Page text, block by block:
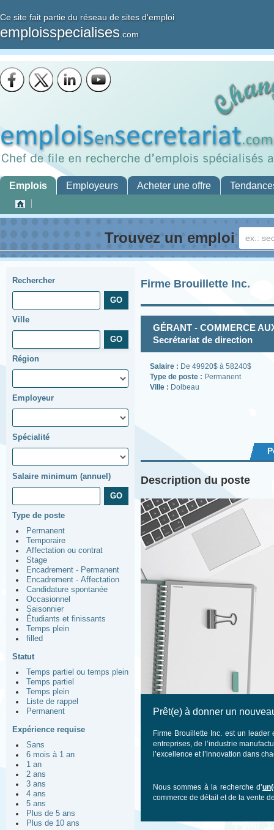
Ce site fait partie du réseau de sites d'emploi
emploisspecialises .com
Emplois Employeurs Acheter une offre
Trouvez un emploi
Rechercher
Ville
Région
Employeur
Spécialité
Salaire minimum (annuel)
Type de poste
Permanent
Temporaire
Affectation ou contrat
Stage
Encadrement - Permanent
Encadrement - Affectation
Candidature spontanée
Occasionnel
Saisonnier
Étudiants et finissants
Temps plein
filled
Statut
Temps partiel ou temps plein
Temps partiel
Temps plein
Liste de rappel
Permanent
Expérience requise
Sans
6 mois à 1 an
1 an
2 ans
3 ans
4 ans
5 ans
Plus de 5 ans
Plus de 10 ans
Firme Brouillette Inc.
GÉRANT - COMMERCE
Secrétariat de direction
Salaire : De 49920$ à 58240$
Type de poste : Permanent
Ville : Dolbeau
Description du poste
Prêt(e) à donner un
Firme Brouillette Inc. est un
entreprises, de l’industrie
l’excellence et l’innovation dans
Nous sommes à la recherche d’
commerce de détail et de la vente